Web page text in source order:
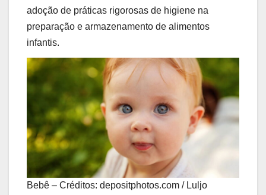
adoção de práticas rigorosas de higiene na
preparação e armazenamento de alimentos
infantis.
Bebê – Créditos: depositphotos.com / Luljo